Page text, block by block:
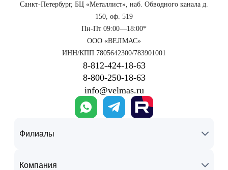
Санкт-Петербург, БЦ «Металлист», наб. Обводного канала д.
150, оф. 519
Пн-Пт 09:00—18:00*
ООО «ВЕЛМАС»
ИНН/КПП 7805642300/783901001
8‑812‑424‑18‑63
8‑800‑250‑18‑63
info@velmas.ru
Филиалы
Компания